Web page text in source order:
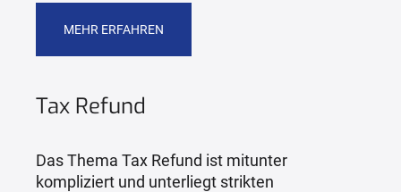
MEHR ERFAHREN
Tax Refund
Das Thema Tax Refund ist mitunter
kompliziert und unterliegt strikten